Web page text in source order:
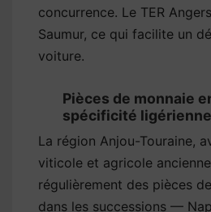
concurrence. Le TER
Saumur, ce qui facilite un
voiture.
Pièces de monnaie
spécificité
La région Anjou-Touraine,
viticole et agricole
régulièrement des pièces
dans les successions —